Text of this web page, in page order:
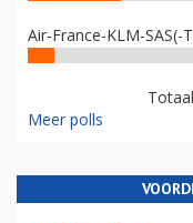
Air-France-KLM-SAS(-
Meer polls